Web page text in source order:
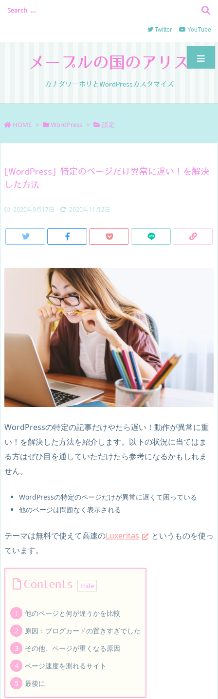
メープルの国のアリス
カナダワーホリとWordPressカスタマイズ
Twitter YouTube
HOME > WordPress > 設定
[WordPress] 特定のページだけ異常に遅い！を解決
した方法
2020年9月17日 2020年11月2日
WordPressの特定の記事だけやたら遅い！動作が異常に重
い！を解決した方法を紹介します。以下の状況に当てはま
る方はぜひ目を通していただけたら参考になるかもしれま
せん。
WordPressの特定のページだけが異常に遅くて困っている
他のページは問題なく表示される
テーマは無料で使えて高速のLuxeritas
というものを使っ
ています。
Contents
他のページと何が違うかを比較
原因：ブログカードの置きすぎでした
その他、ページが重くなる原因
ページ速度を測れるサイト
最後に